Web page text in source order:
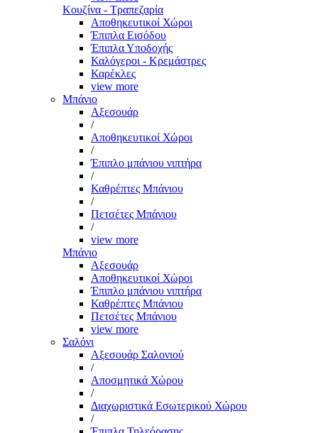
Κουζίνα - Τραπεζαρία
Αποθηκευτικοί Χώροι
Έπιπλα Εισόδου
Έπιπλα Υποδοχής
Καλόγεροι - Κρεμάστρες
Καρέκλες
view more
Μπάνιο
Αξεσουάρ
/
Αποθηκευτικοί Χώροι
/
Έπιπλο μπάνιου νιπτήρα
/
Καθρέπτες Μπάνιου
/
Πετσέτες Μπάνιου
/
view more
Μπάνιο
Αξεσουάρ
Αποθηκευτικοί Χώροι
Έπιπλο μπάνιου νιπτήρα
Καθρέπτες Μπάνιου
Πετσέτες Μπάνιου
view more
Σαλόνι
Αξεσουάρ Σαλονιού
/
Αποσμητικά Χώρου
/
Διαχωριστικά Εσωτερικού Χώρου
/